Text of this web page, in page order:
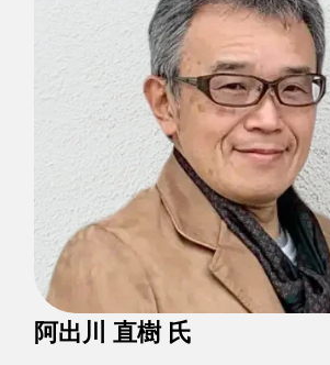
阿出川 直樹 氏